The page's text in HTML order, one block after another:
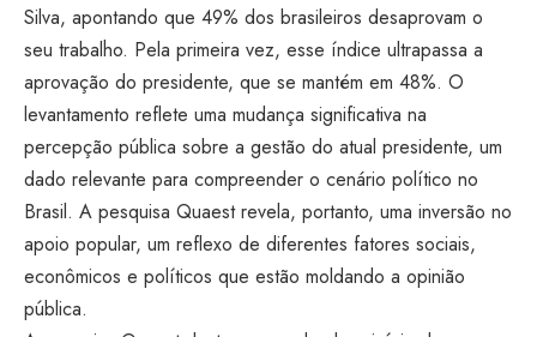
Silva, apontando que 49% dos brasileiros desaprovam o
seu trabalho. Pela primeira vez, esse índice ultrapassa a
aprovação do presidente, que se mantém em 48%. O
levantamento reflete uma mudança significativa na
percepção pública sobre a gestão do atual presidente, um
dado relevante para compreender o cenário político no
Brasil. A pesquisa Quaest revela, portanto, uma inversão no
apoio popular, um reflexo de diferentes fatores sociais,
econômicos e políticos que estão moldando a opinião
pública.